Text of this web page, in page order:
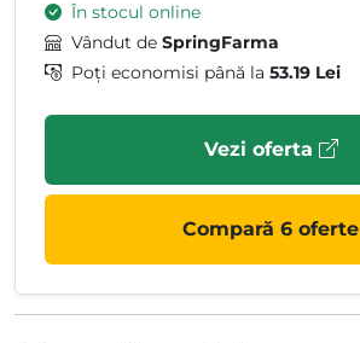
În stocul online
Vândut de SpringFarma
Poți economisi până la 53.19 Lei
Vezi oferta
Compară 6 oferte